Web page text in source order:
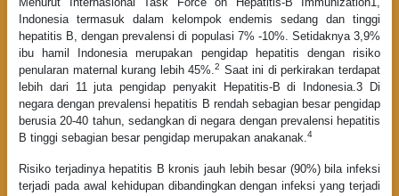
Indonesia termasuk dalam kelompok endemis sedang dan tinggi
hepatitis B, dengan prevalensi di populasi 7% -10%. Setidaknya 3,9%
ibu hamil Indonesia merupakan pengidap hepatitis dengan risiko
penularan maternal kurang lebih 45%.2 Saat ini di perkirakan terdapat
lebih dari 11 juta pengidap penyakit Hepatitis-B di Indonesia.3 Di
negara dengan prevalensi hepatitis B rendah sebagian besar pengidap
berusia 20-40 tahun, sedangkan di negara dengan prevalensi hepatitis
B tinggi sebagian besar pengidap merupakan anakanak. 4
Risiko terjadinya hepatitis B kronis jauh lebih besar (90%) bila infeksi
terjadi pada awal kehidupan dibandingkan dengan infeksi yang terjadi